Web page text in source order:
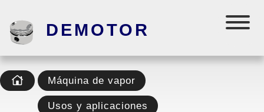
DEMOTOR
Máquina de vapor
Usos y aplicaciones